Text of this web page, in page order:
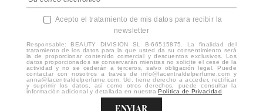
Acepto el tratamiento de mis datos para recibir la
newsletter
Responsable: BEAUTY DIVISION SL B-66515875. La finalidad del
tratamiento de los datos para la que usted da su consentimiento será
la de proporcionar contenido comercial y descuentos exclusivos. Los
datos proporcionados se conservarán mientras no solicite el cese de la
actividad y no se cederán a terceros, salvo obligación legal. Puede
contactar con nosotros a través de info@lacentraldelperfume.com y
anna@lacentraldelperfume.com. Ud. tiene derecho a acceder, rectificar
y suprimir los datos, así como otros derechos, puede consultar la
información adicional y detallada en nuestraPolítica de Privacidad
ENVIAR